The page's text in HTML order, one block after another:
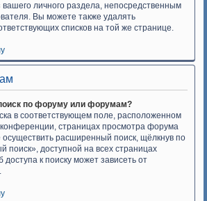
вашего личного раздела, непосредственным
Вы можете также удалять
списков на той же странице.
по форуму или форумам?
в соответствующем поле, расположенном
страницах просмотра форума
расширенный поиск, щёлкнув по
поиск», доступной на всех страницах
к поиску может зависеть от